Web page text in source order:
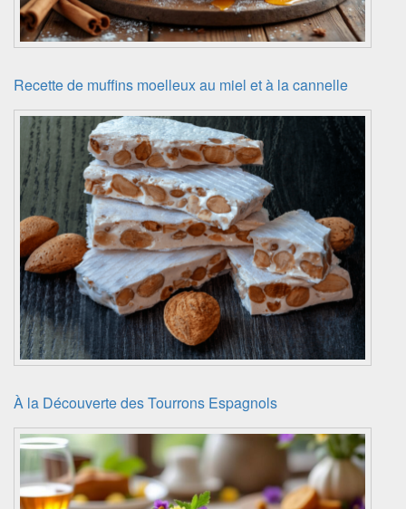
Recette de muffins moelleux au miel et à la cannelle
À la Découverte des Tourrons Espagnols